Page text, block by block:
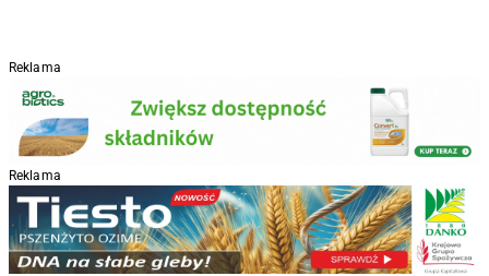
Reklama
Reklama